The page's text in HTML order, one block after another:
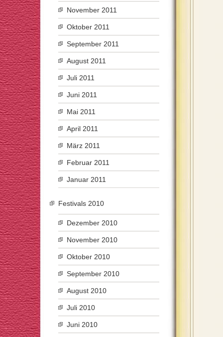
November 2011
Oktober 2011
September 2011
August 2011
Juli 2011
Juni 2011
Mai 2011
April 2011
März 2011
Februar 2011
Januar 2011
Festivals 2010
Dezember 2010
November 2010
Oktober 2010
September 2010
August 2010
Juli 2010
Juni 2010